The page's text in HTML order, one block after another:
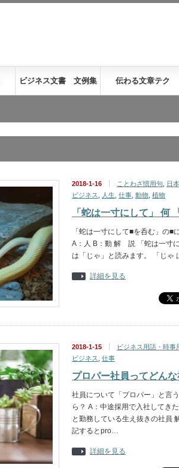
ビジネス文書 文例集 伝わる文章テク
ビジネス
2018-1-16 ことわざ慣用句
日
ビジネス
人生 仕事 動物 植物
「蛇は一寸にして」 何
「蛇は一寸にして■を呑む」の■
A：人 B：動 解 説 「蛇は一寸
は「じゃ」と読みます。 「じゃ
詳細を見る
2018-1-15 ビジネス用語・時事
ビジネス
仕事
プロパー社員ってどんな
社員について「プロパー」と言
ら？ A：中途採用で入社してき
と勤務している生え抜きの社
記するとpro…
詳細を見る